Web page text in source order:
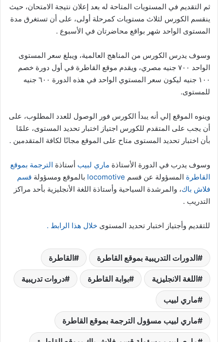
ثم التقديم في المستويات المتاحة له بعد إعلان نتيجة الامتحان، حيث
ينقسم الكورس لثلاث مستويات كمرحلة أولى، على أن تستغرق مدة
المستوى الواحد شهر بواقع محاضرتان في الأسبوع .
وسوف يدرس الكورس من المناهج العالمية، ويبلغ سعر المستوى
الواحد ٧٠٠ جنيه مصري، ويقدم موقع القاطرة في أول دورة خصم
١٠٠ جنيه ليكون سعر المستوي الواحد في هذه الدورة ٦٠٠ جنيه
للمستوى.
وينوه الموقع إلي أنه يبدأ الكورس فور الوصول للعدد المطلوب، على
أن يجب على المتقدم للكورس اجتياز اختبار تحديد المستوى، علمًا
بأن اختبار تحديد المستوى متاح على الموقع مجانًا لكافة المتقدمين .
وسوف يدرب في الدورة الأستاذة ماري لبيب أستاذة الترجمة بموقع
القاطرة المسؤولة عن قسم locomotive بالموقع ومسؤولة قسم
فلاش باك، والمرشدة السياحية وأستاذة اللغة الأنجليزية بأحد مراكز
التدريب .
للتقديم وأجتياز اختبار تحديد المستوى خلال هذا الرابط .
الدورات التدريبية بموقع القاطرة القاطرة
اللغة الانجليزية بوابة القاطرة دروات تدريبية
ماري لبيب
ماري لبيب مسؤول الترجمة بموقع القاطرة